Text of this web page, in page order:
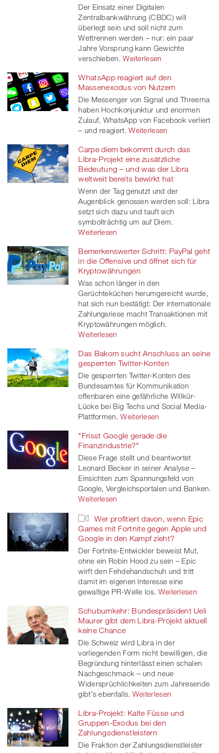
Der Einsatz einer Digitalen
Zentralbankwährung (CBDC) will
überlegt sein und soll nicht zum
Wettrennen werden – nur: ein paar
Jahre Vorsprung kann Gewichte
verschieben.Weiterlesen
WhatsApp reagiert auf den
Massenexodus von Nutzern
Die Messenger von Signal und Threema
haben Hochkonjunktur und enormen
Zulauf, WhatsApp von Facebook verliert
– und reagiert. Weiterlesen
Carpe diem bekommt durch das
Libra-Projekt eine zusätzliche
Bedeutung – und was der Libra
weltweit bereits bewirkt hat
Wenn der Tag genutzt und der
Augenblick genossen werden soll: Libra
setzt sich dazu und tauft sich
symbolträchtig um auf Diem.
Weiterlesen
Bemerkenswerter Schritt: PayPal geht
in die Offensive und öffnet sich für
Kryptowährungen
Was schon länger in den
Gerüchteküchen herumgereicht wurde,
hat sich nun bestätigt: Der internationale
Zahlungsriese macht Transaktionen mit
Kryptowährungen möglich.
Weiterlesen
Das Bakom sucht Anschluss an seine
gesperrten Twitter-Konten
Die gesperrten Twitter-Konten des
Bundesamtes für Kommunikation
offenbaren eine gefährliche Willkür-
Lücke bei Big Techs und Social Media-
Plattformen. Weiterlesen
"Frisst Google gerade die
Finanzindustrie?"
Diese Frage stellt und beantwortet
Leonard Becker in seiner Analyse –
Einsichten zum Spannungsfeld von
Google, Vergleichsportalen und Banken.
Weiterlesen
Wer profitiert davon, wenn Epic
Games mit Fortnite gegen Apple und
Google in den Kampf zieht?
Der Fortnite-Entwickler beweist Mut,
ohne ein Robin Hood zu sein – Epic
wirft den Fehdehandschuh und tritt
damit im eigenen Interesse eine
gewaltige PR-Welle los. Weiterlesen
Schubumkehr: Bundespräsident Ueli
Maurer gibt dem Libra-Projekt aktuell
keine Chance
Die Schweiz wird Libra in der
vorliegenden Form nicht bewilligen, die
Begründung hinterlässt einen schalen
Nachgeschmack – und neue
Widersprüchlichkeiten zum Jahresende
gibt's ebenfalls. Weiterlesen
Libra-Projekt: Kalte Füsse und
Gruppen-Exodus bei den
Zahlungsdienstleistern
Die Fraktion der Zahlungsdienstleister